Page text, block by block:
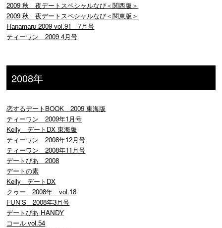
2009 秋 夜デートスペシャルなび＜関西版＞
2009 秋 夜デートスペシャルなび＜関東版＞
Hanamaru 2009 vol.91 7月号
ティーワン 2009 4月号
2008年
恋するデートBOOK 2009 東海版
ティーワン 2009年1月号
Kelly デートDX 東海版
ティーワン 2008年12月号
ティーワン 2008年11月号
デートぴあ 2008
デートの素
Kelly デートDX
クゥー 2008年 vol.18
FUN'S 2008年3月号
デートぴあ HANDY
コール vol.54